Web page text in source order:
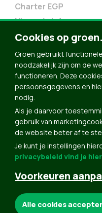
Charter EGP
Nieuwsbrief
Doe Mee
Contact
Groen in je buurt
Meldpunt
Word lid
Agenda
Bekijk kalender
Verleng je
Programma oktober
Programma juni 2024
Downloads
Webshop
Cookies op
Groen gebruikt
noodzakelijk zijn om de
functioneren. Deze
persoonsgegevens en
nodig.
Als je daarvoor
gebruik van
de website beter af te
Je kunt je instellingen
privacybeleid vind je hier
Voorkeuren
Alle cookies